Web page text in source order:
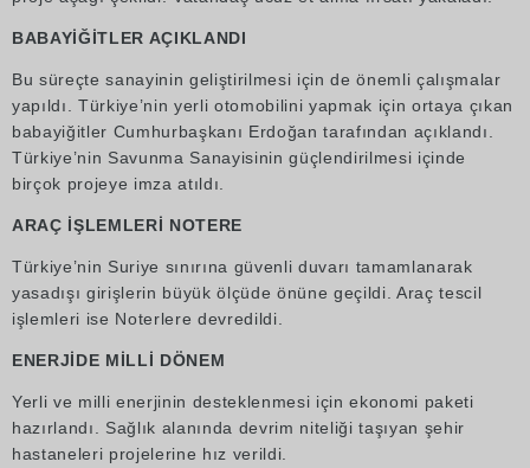
BABAYİĞİTLER AÇIKLANDI
Bu süreçte sanayinin geliştirilmesi için de önemli çalışmalar
yapıldı. Türkiye’nin yerli otomobilini yapmak için ortaya çıkan
babayiğitler Cumhurbaşkanı Erdoğan tarafından açıklandı.
Türkiye’nin Savunma Sanayisinin güçlendirilmesi içinde
birçok projeye imza atıldı.
ARAÇ İŞLEMLERİ NOTERE
Türkiye’nin Suriye sınırına güvenli duvarı tamamlanarak
yasadışı girişlerin büyük ölçüde önüne geçildi. Araç tescil
işlemleri ise Noterlere devredildi.
ENERJİDE MİLLİ DÖNEM
Yerli ve milli enerjinin desteklenmesi için ekonomi paketi
hazırlandı. Sağlık alanında devrim niteliği taşıyan şehir
hastaneleri projelerine hız verildi.